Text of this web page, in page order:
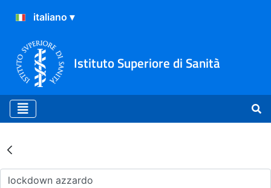
Istituto Superiore di Sanità
Risultati della Ricerca -